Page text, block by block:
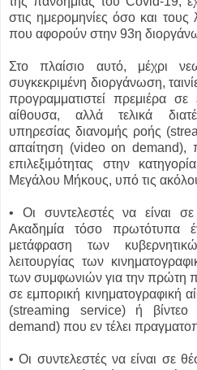
στις ημερομηνίες όσο και
που αφορούν στην 93η
Στο πλαίσιο αυτό, μέχρι
συγκεκριμένη διοργάνωση,
προγραμματιστεί πρεμιέρα σε
αίθουσα, αλλά τελικά
υπηρεσίας διανομής ροής
απαίτηση (video on demand),
επιλεξιμότητας στην
Μεγάλου Μήκους, υπό τις
• Οι συντελεστές να είναι
Ακαδημία τόσο πρωτότυπα
μετάφραση των
λειτουργίας των
των συμφωνιών για την πρώτη
σε εμπορική κινηματογραφική
(streaming service) ή
demand) που εν τέλει
• Οι συντελεστές να είναι σε